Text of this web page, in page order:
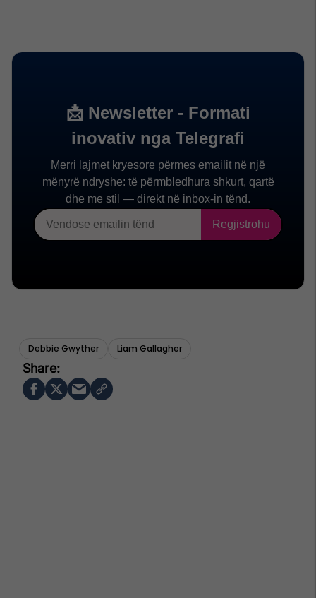
Debbie Gwyther Liam Gallagher